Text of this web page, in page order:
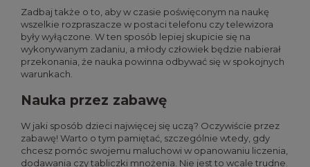
Zadbaj także o to, aby w czasie poświęconym na naukę
wszelkie rozpraszacze w postaci telefonu czy telewizora
były wyłączone. W ten sposób lepiej skupicie się na
wykonywanym zadaniu, a młody człowiek będzie nabierał
przekonania, że nauka powinna odbywać się w spokojnych
warunkach.
Nauka przez zabawę
W jaki sposób dzieci najwięcej się uczą? Oczywiście przez
zabawę! Warto o tym pamiętać, szczególnie wtedy, gdy
chcesz pomóc swojemu maluchowi w opanowaniu liczenia,
dodawania czy tabliczki mnożenia. Nie jest to wcale trudne.